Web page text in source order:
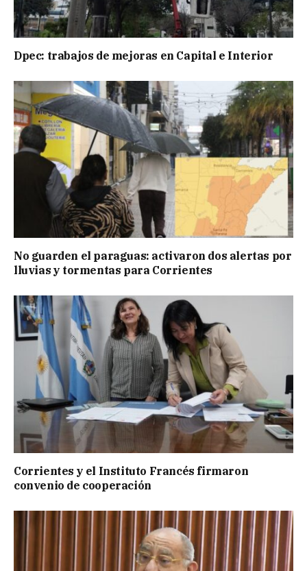
Dpec: trabajos de mejoras en Capital e Interior
No guarden el paraguas: activaron dos alertas por
lluvias y tormentas para Corrientes
Corrientes y el Instituto Francés firmaron
convenio de cooperación